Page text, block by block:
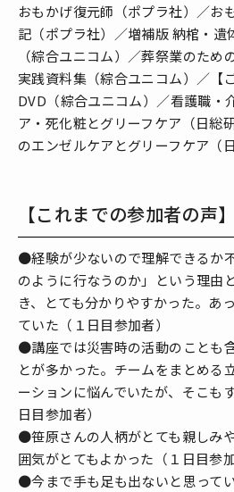
おもかげ復元師（ポプラ社）／お
記（ポプラ社）／増補版 納棺・遺
（綜合ユニコム）／葬祭業のため
実践資料集（綜合ユニコム）／
DVD （綜合ユニコム）／看護職
ア・死化粧とグリーフケア（日総
のエンゼルケアとグリーフケア（
【これまでの参加者の声】
●経験が少ないので理解できるか
のように行なうのか」という理由
き、とても分かりやすかった。あ
ていた（１日目参加者）
●講座では災害時の活動のことも
とが多かった。チームをまとめる
ーションに悩んでいたが、そこも
日目参加者）
●笹原さんの人柄がとても親しみ
囲気がとてもよかった（１日目参加
●今まで手も足も出ないと思って